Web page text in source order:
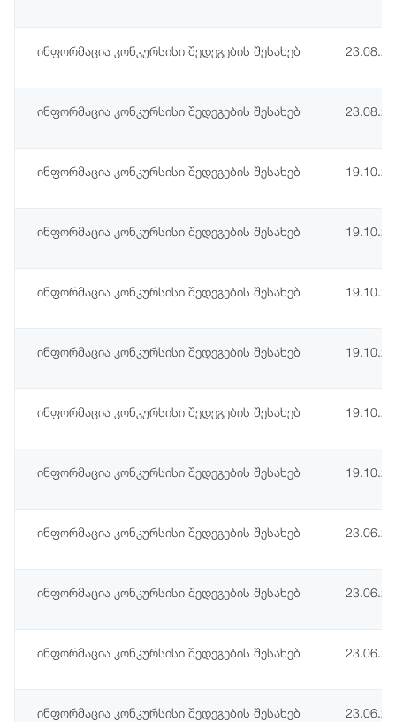
ინფორმაცია კონკურსისი შედეგების შესახებ
ინფორმაცია კონკურსისი შედეგების შესახებ
ინფორმაცია კონკურსისი შედეგების შესახებ
ინფორმაცია კონკურსისი შედეგების შესახებ
ინფორმაცია კონკურსისი შედეგების შესახებ
ინფორმაცია კონკურსისი შედეგების შესახებ
ინფორმაცია კონკურსისი შედეგების შესახებ
ინფორმაცია კონკურსისი შედეგების შესახებ
ინფორმაცია კონკურსისი შედეგების შესახებ
ინფორმაცია კონკურსისი შედეგების შესახებ
ინფორმაცია კონკურსისი შედეგების შესახებ
ინფორმაცია კონკურსისი შედეგების შესახებ